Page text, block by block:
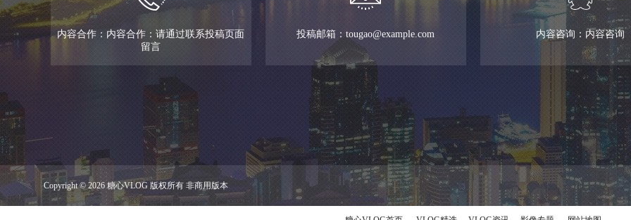
内容合作：内容合作：请通过联系投稿页面
留言
投稿邮箱：tougao@example.com 内容咨询：内容咨询
Copyright © 2026 糖心VLOG 版权所有 非商用版本